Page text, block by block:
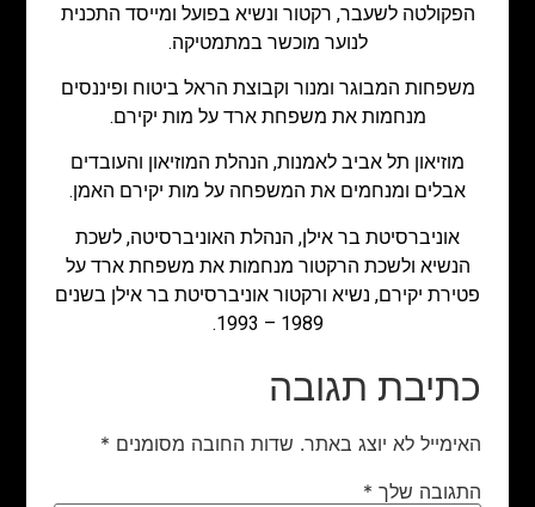
הפקולטה לשעבר, רקטור ונשיא בפועל ומייסד התכנית
לנוער מוכשר במתמטיקה.
משפחות המבוגר ומנור וקבוצת הראל ביטוח ופיננסים
מנחמות את משפחת ארד על מות יקירם.
מוזיאון תל אביב לאמנות, הנהלת המוזיאון והעובדים
אבלים ומנחמים את המשפחה על מות יקירם האמן.
אוניברסיטת בר אילן, הנהלת האוניברסיטה, לשכת
הנשיא ולשכת הרקטור מנחמות את משפחת ארד על
פטירת יקירם, נשיא ורקטור אוניברסיטת בר אילן בשנים
1989 – 1993.
כתיבת תגובה
האימייל לא יוצג באתר. שדות החובה מסומנים *
התגובה שלך *